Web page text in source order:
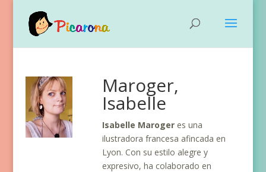
Maroger,
Isabelle
Isabelle Maroger es una
ilustradora francesa afincada en
Lyon. Con su estilo alegre y
expresivo, ha colaborado en